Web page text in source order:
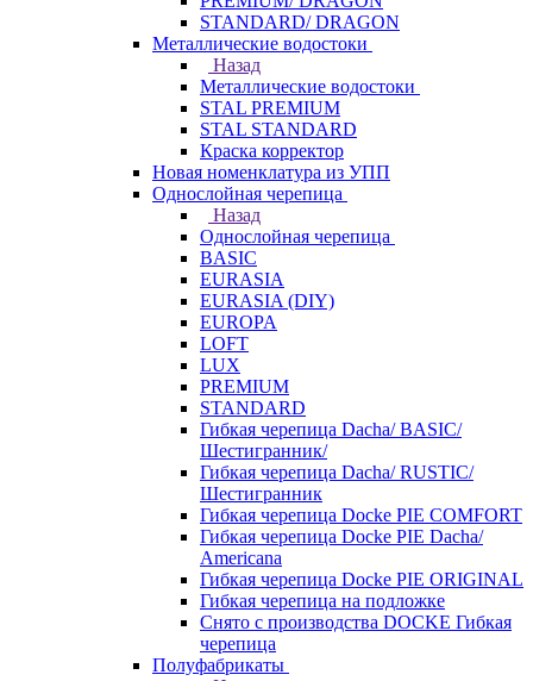
STANDARD/ DRAGON
Металлические водостоки
Назад
Металлические водостоки
STAL PREMIUM
STAL STANDARD
Краска корректор
Новая номенклатура из УПП
Однослойная черепица
Назад
Однослойная черепица
BASIC
EURASIA
EURASIA (DIY)
EUROPA
LOFT
LUX
PREMIUM
STANDARD
Гибкая черепица Dacha/ BASIC/
Шестигранник/
Гибкая черепица Dacha/ RUSTIC/
Шестигранник
Гибкая черепица Docke PIE COMFORT
Гибкая черепица Docke PIE Dacha/
Americana
Гибкая черепица Docke PIE ОRIGINАL
Гибкая черепица на подложке
Снято с производства DOCKE Гибкая
черепица
Полуфабрикаты